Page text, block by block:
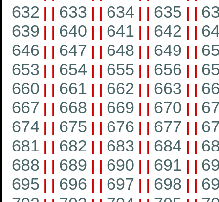
632 | | 633 | | 634 | | 635 | |
639 | | 640 | | 641 | | 642 | |
646 | | 647 | | 648 | | 649 | |
653 | | 654 | | 655 | | 656 | |
660 | | 661 | | 662 | | 663 | |
667 | | 668 | | 669 | | 670 | |
674 | | 675 | | 676 | | 677 | |
681 | | 682 | | 683 | | 684 | |
688 | | 689 | | 690 | | 691 | |
695 | | 696 | | 697 | | 698 | |